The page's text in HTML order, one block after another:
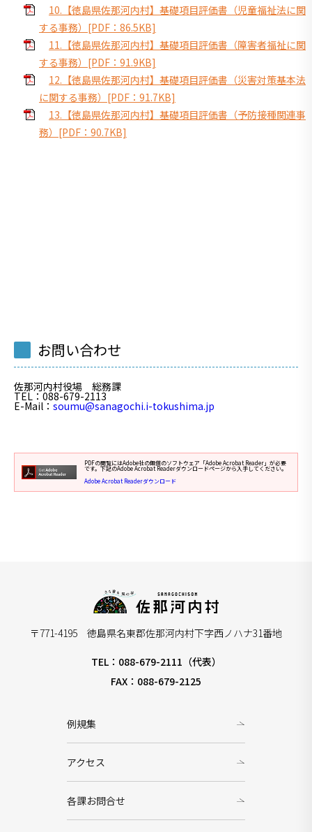
10.【徳島県佐那河内村】基礎項目評価書（児童福祉法に関
する事務）[PDF：86.5KB]
11.【徳島県佐那河内村】基礎項目評価書（障害者福祉に関
する事務）[PDF：91.9KB]
12.【徳島県佐那河内村】基礎項目評価書（災害対策基本法
に関する事務）[PDF：91.7KB]
13.【徳島県佐那河内村】基礎項目評価書（予防接種関連事
務）[PDF：90.7KB]
お問い合わせ
佐那河内村役場 総務課
TEL：088-679-2113
E-Mail ： soumu@sanagochi.i-tokushima.jp
PDFの閲覧にはAdobe社の無償のソフトウェア「Adobe Acrobat Reader」が必要
です。下記のAdobe Acrobat Readerダウンロードページから入手してください。
Adobe Acrobat Readerダウンロード
〒771-4195 徳島県名東郡佐那河内村下字西ノハナ31番地
TEL：088-679-2111（代表）
FAX：088-679-2125
例規集
アクセス
各課お問合せ